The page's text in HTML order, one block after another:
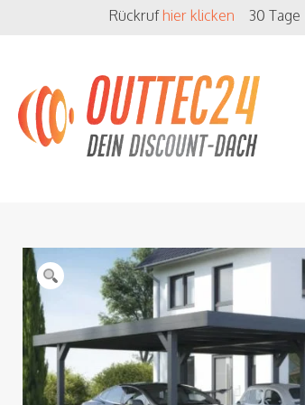
Rückruf hier klicken 30 Tage